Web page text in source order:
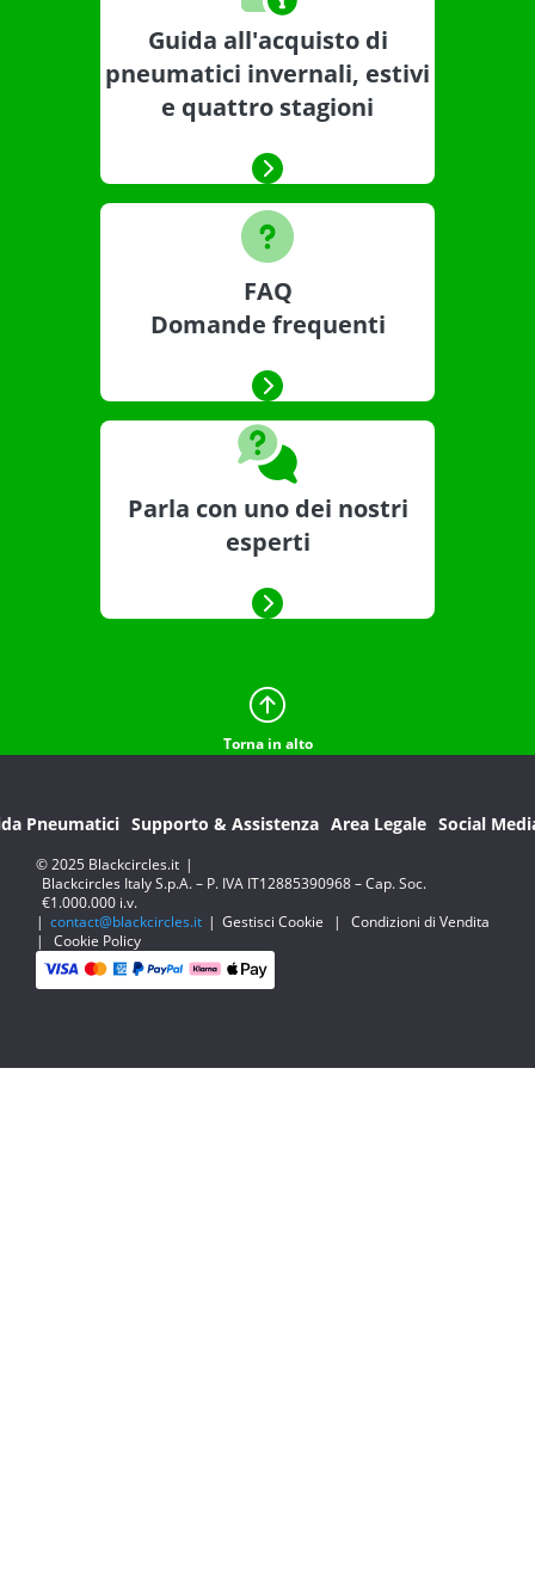
Guida all'acquisto di
pneumatici invernali, estivi
e quattro stagioni
FAQ
Domande frequenti
Parla con uno dei nostri
esperti
Torna in alto
Pneumatici Supporto & Assistenza Area Legale Social
© 2025 Blackcircles.it |
Blackcircles Italy S.p.A. – P. IVA IT12885390968 – Cap. Soc.
€1.000.000 i.v.
| contact@blackcircles.it | Gestisci Cookie |
Condizioni di Vendita
|
Cookie Policy